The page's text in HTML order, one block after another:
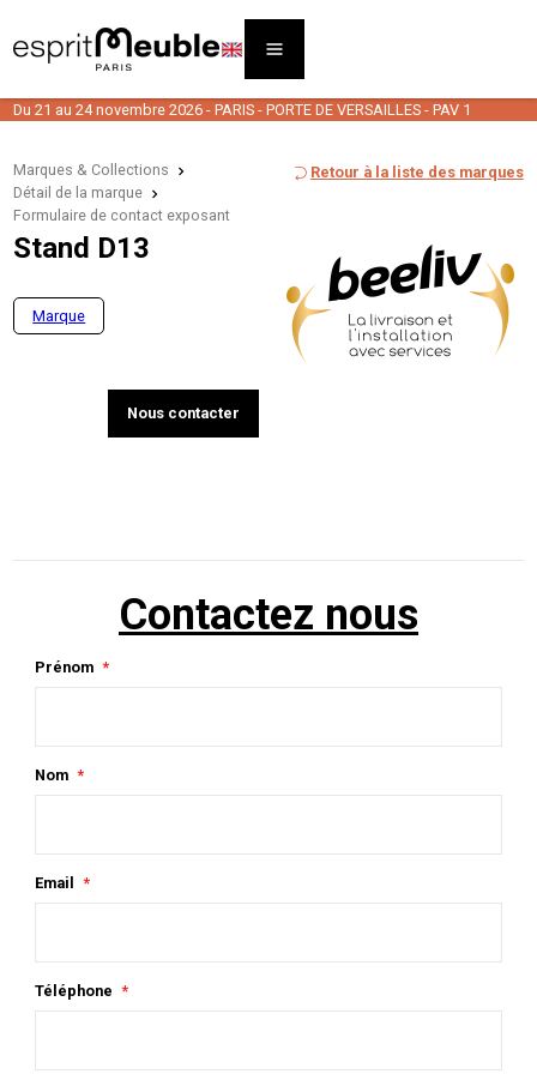
Du 21 au 24 novembre 2026 - PARIS - PORTE DE VERSAILLES - PAV 1
Marques & Collections
Détail de la marque
Formulaire de contact exposant
Retour à la liste des marques
Stand D13
Marque
Nous contacter
Contactez nous
Prénom
Nom
Email
Téléphone